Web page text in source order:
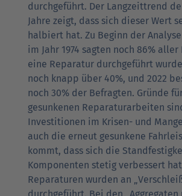
durchgeführt. Der Langzeittrend
Jahre zeigt, dass sich dieser Wert
halbiert hat. Zu Beginn der
im Jahr 1974 sagten noch 86%
eine Reparatur durchgeführt
noch knapp über 40%, und 2022
noch 30% der Befragten. Gründe
gesunkenen Reparaturarbeiten
Investitionen im Krisen- und
auch die erneut gesunkene
kommt, dass sich die
Komponenten stetig verbessert
Reparaturen wurden an